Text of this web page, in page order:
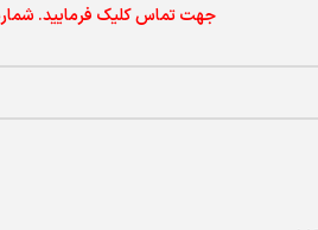
جهتتماس کلیک فرمایید. شماره تماس :